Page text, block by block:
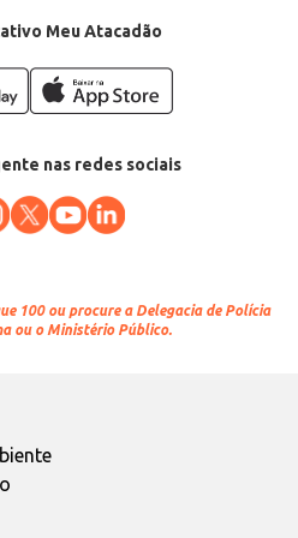
Meu Atacadão
nas redes sociais
100 ou procure a Delegacia de Polícia
ou o Ministério Público.